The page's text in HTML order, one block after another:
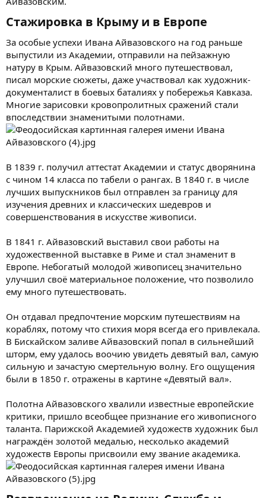
Стажировка в Крыму и в Европе​
За особые успехи Ивана Айвазовского на год раньше
выпустили из Академии, отправили на пейзажную
натуру в Крым. Айвазовский много путешествовал,
писал морские сюжеты, даже участвовал как художник-
документалист в боевых баталиях у побережья Кавказа.
Многие зарисовки кровопролитных сражений стали
впоследствии знаменитыми полотнами.
В 1839 г. получил аттестат Академии и статус дворянина
с чином 14 класса по табели о рангах. В 1840 г. в числе
лучших выпускников был отправлен за границу для
изучения древних и классических шедевров и
совершенствования в искусстве живописи.
В 1841 г. Айвазовский выставил свои работы на
художественной выставке в Риме и стал знаменит в
Европе. Небогатый молодой живописец значительно
улучшил своё материальное положение, что позволило
ему много путешествовать.
Он отдавал предпочтение морским путешествиям на
кораблях, потому что стихия моря всегда его привлекала.
В Бискайском заливе Айвазовский попал в сильнейший
шторм, ему удалось воочию увидеть девятый вал, самую
сильную и зачастую смертельную волну. Его ощущения
были в 1850 г. отражены в картине «Девятый вал».
Полотна Айвазовского хвалили известные европейские
критики, пришло всеобщее признание его живописного
таланта. Парижской Академией художеств художник был
награждён золотой медалью, несколько академий
художеств Европы присвоили ему звание академика.